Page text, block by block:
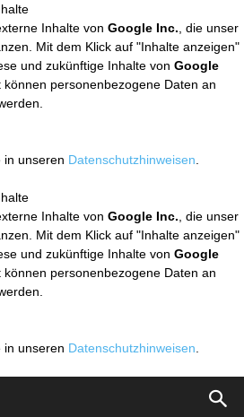
Inhalte von Google Inc. , die unser
Mit dem Klick auf "Inhalte anzeigen"
und zukünftige Inhalte von Google
personenbezogene Daten an
in unseren Datenschutzhinweisen
Inhalte von Google Inc. , die unser
Mit dem Klick auf "Inhalte anzeigen"
und zukünftige Inhalte von Google
personenbezogene Daten an
in unseren Datenschutzhinweisen